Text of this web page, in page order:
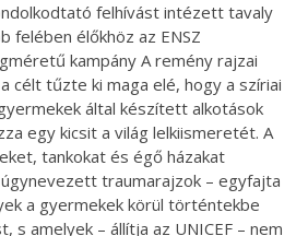
felhívást intézett tavaly
felében élőkhöz az ENSZ
kampány A remény rajzai
célt tűzte ki maga elé, hogy a szíriai
által készített alkotások
egy kicsit a világ lelkiismeretét. A
tankokat és égő házakat
traumarajzok – egyfajta
a gyermekek körül történtekbe
s amelyek – állítja az UNICEF – nem